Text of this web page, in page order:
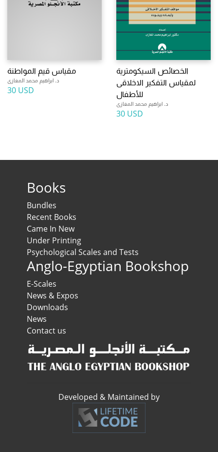
مقياس قيم المواطنة
د. ابراهيم محمد المغازى
30 USD
الخصائص السيكومترية
لمقياس التفكير الاخلاقى
للأطفال
د. ابراهيم محمد المغازى
30 USD
Books
Bundles
Recent Books
Came In New
Under Printing
Psychological Scales and Tests
Anglo-Egyptian Bookshop
E-Scales
News & Expos
Downloads
News
Contact us
Developed & Maintained by